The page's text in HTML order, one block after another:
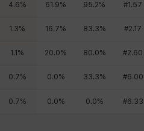
4.6% 61.9% 95.2% #1.57
1.3% 16.7% 83.3% #2.17
1.1 % 20.0% 80.0% #2.60
0.7% 0.0% 33.3% #6.00
0.7% 0.0% 0.0% #6.33